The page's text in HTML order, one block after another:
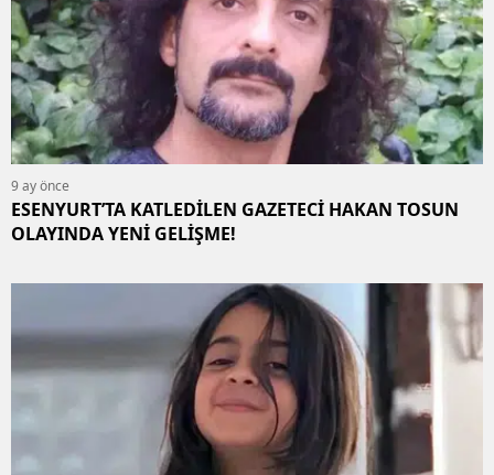
9 ay önce
ESENYURT’TA KATLEDİLEN GAZETECİ HAKAN TOSUN
OLAYINDA YENİ GELİŞME!